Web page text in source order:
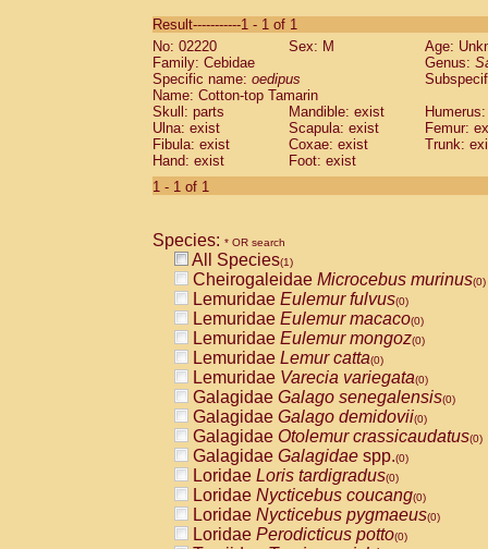
CebidaeSaguinus labiatus(0)
Cebidae Saguinus leucopus (0)
Cebidae
CebidaeSaguinus mystax
Cebidae Saguinus nigricollis (0)
Cebidae Saguinus oedipus
Cebidae Saguinus weddelli
Cebidae Saguinusspp.
Cebidae
CebidaeCebus capucinus
CebidaeCebus nigrivittatus
CebidaeCebus spp.(0)
CebidaeSaimiri boliviensis(0)
CebidaeSaimiri sciureus(0)
AtelidaeAlouatta caraya(0)
AtelidaeAlouatta fusca(0)
AtelidaeAlouatta seniculus(0)
AtelidaeAlouattaspp.(0)
AtelidaeAteles belzebuth(0)
AtelidaeAteles geoffroyi(0)
AtelidaeAteles paniscus(0)
AtelidaeAtelesspp.(0)
AtelidaeLagothrix lagothricha(0)
AtelidaeLagothrix lagothricha cana
PitheciidaeCacajao calvus
Result-----------1 - 1 of 1
No: 02220
Sex: M
Age:
Family: Cebidae
Genus:
Specific name: oedipus
Name: Cotton-top Tamarin
Skull: parts
Mandible: exist
Ulna: exist
Scapula: exist
Femur:
Fibula: exist
Coxae: exist
Trunk:
Hand: exist
Foot: exist
1 - 1 of 1
Species: * OR search
All Species(1)
Cheirogaleidae Microcebus murinus(0)
Lemuridae Eulemur fulvus(0)
Lemuridae Eulemur macaco(0)
Lemuridae Eulemur mongoz(0)
Lemuridae Lemur catta(0)
Lemuridae Varecia variegata(0)
Galagidae Galago senegalensis(0)
Galagidae Galago demidovii(0)
Galagidae Otolemur crassicaudatus(0)
Galagidae Galagidae spp.(0)
Loridae Loris tardigradus(0)
Loridae Nycticebus coucang(0)
Loridae Nycticebus pygmaeus(0)
Loridae Perodicticus potto(0)